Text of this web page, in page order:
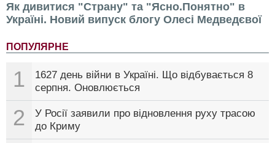
Як дивитися "Страну" та "Ясно.Понятно" в
Україні. Новий випуск блогу Олесі Медведєвої
ПОПУЛЯРНЕ
1
1627 день війни в Україні. Що відбувається 8
серпня. Оновлюється
2
У Росії заявили про відновлення руху трасою
до Криму